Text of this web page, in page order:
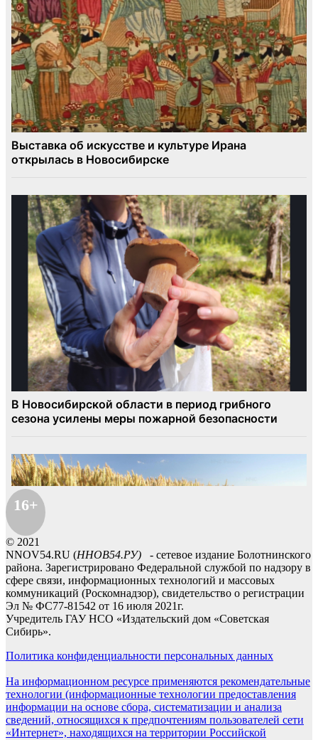
16+
© 2021
NNOV54.RU (ННОВ54.РУ) - сетевое издание Болотнинского
района. Зарегистрировано Федеральной службой по надзору в
сфере связи, информационных технологий и массовых
коммуникаций (Роскомнадзор), свидетельство о регистрации
Эл № ФС77-81542 от 16 июля 2021г.
Учредитель ГАУ НСО «Издательский дом «Советская
Сибирь».
Политика конфиденциальности персональных данных
На информационном ресурсе применяются рекомендательные
технологии (информационные технологии предоставления
информации на основе сбора, систематизации и анализа
сведений, относящихся к предпочтениям пользователей сети
«Интернет», находящихся на территории Российской